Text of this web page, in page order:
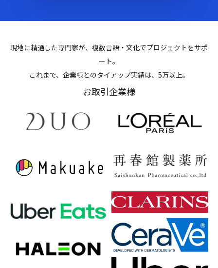
現地に精通した専門家が、複数言語・文化でプロジェクトをサポ
ート。
これまで、企業様とのタイアップ実績は、5万以上。
お取引企業様